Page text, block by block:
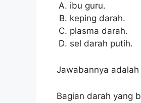
ibu guru.
keping darah.
plasma darah.
sel darah putih.
Jawabannya
Bagian darah yang